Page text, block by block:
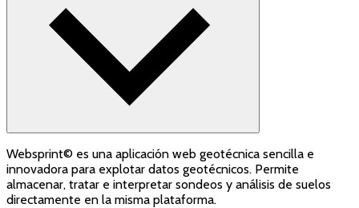
Websprint© es una aplicación web geotécnica sencilla e
innovadora para explotar datos geotécnicos. Permite
almacenar, tratar e interpretar sondeos y análisis de suelos
directamente en la misma plataforma.